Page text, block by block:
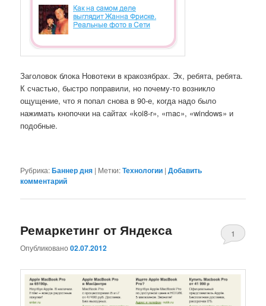
Заголовок блока Новотеки в кракозябрах. Эх, ребята, ребята.
К счастью, быстро поправили, но почему-то возникло
ощущение, что я попал снова в 90-е, когда надо было
нажимать кнопочки на сайтах «koi8-r», «mac», «windows» и
подобные.
Рубрика:Баннер дня | Метки:Технологии |Добавить
комментарий
Ремаркетинг от Яндекса
Опубликовано02.07.2012
1